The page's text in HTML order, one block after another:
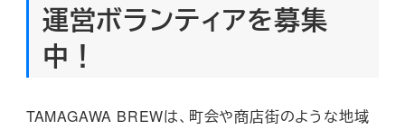
運営ボランティアを募集
中！
TAMAGAWA BREWは、町会や商店街のような地域